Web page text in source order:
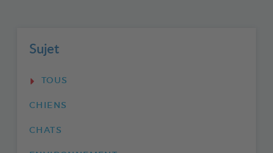
Sujet
TOUS
CHIENS
CHATS